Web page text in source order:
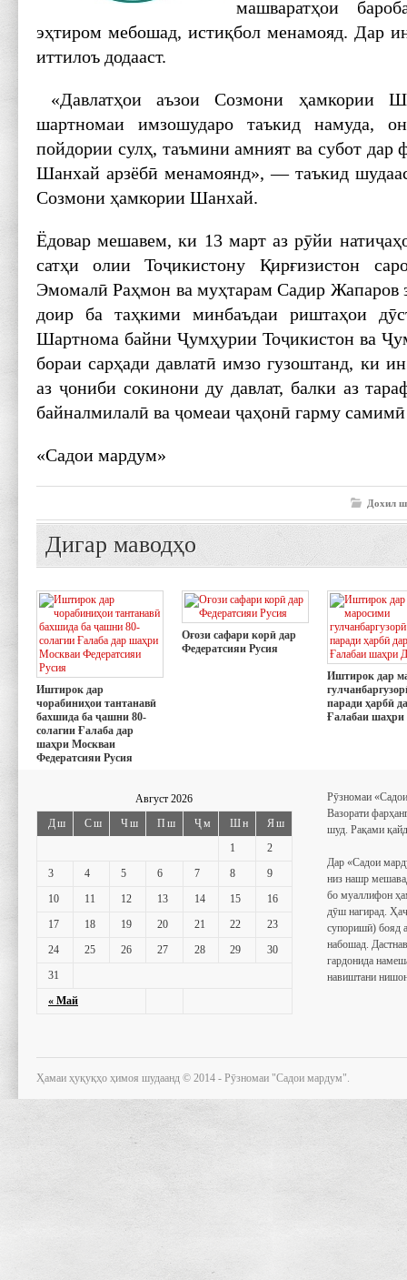
машваратҳои
эҳтиром мебошад, истиқбол менамояд. Дар
иттилоъ додааст.
«Давлатҳои аъзои Созмони ҳамкории
шартномаи имзошударо таъкид намуда,
пойдории сулҳ, таъмини амният ва субот дар
Шанхай арзёбӣ менамоянд», — таъкид
Созмони ҳамкории Шанхай.
Ёдовар мешавем, ки 13 март аз рӯйи
сатҳи олии Тоҷикистону Қирғизистон
Эмомалӣ Раҳмон ва муҳтарам Садир Жапаров
доир ба таҳкими минбаъдаи риштаҳои
Шартнома байни Ҷумҳурии Тоҷикистон ва
бораи сарҳади давлатӣ имзо гузоштанд, ки
аз ҷониби сокинони ду давлат, балки аз
байналмилалӣ ва ҷомеаи ҷаҳонӣ гарму
«Садои мардум»
Дохил
Дигар маводҳо
Иштирок дар
чорабиниҳои тантанавӣ
бахшида ба ҷашни 80-
солагии Ғалаба дар
шаҳри Москваи
Федератсияи Русия
Оғози сафари корӣ дар
Федератсияи Русия
Иштирок дар
паради ҳарбӣ
Ғалабаи
Август 2026
Дш
Сш Чш Пш Ҷм Шн Яш
« Май
1
2
3
4 5 6 7 8
9
10
11 12 13 14 15
16
17
18 19 20 21 22
23
24
25 26 27 28 29
30
31
Рӯзномаи
Вазорати
шуд. Рақами
Дар «Садои
низ нашр
бо муаллифон
дӯш нагирад.
супоришӣ) бояд
набошад.
гардонида
навиштани
Ҳамаи ҳуқуқҳо ҳимоя шудаанд © 2014 - Рӯзномаи "Садои мардум".